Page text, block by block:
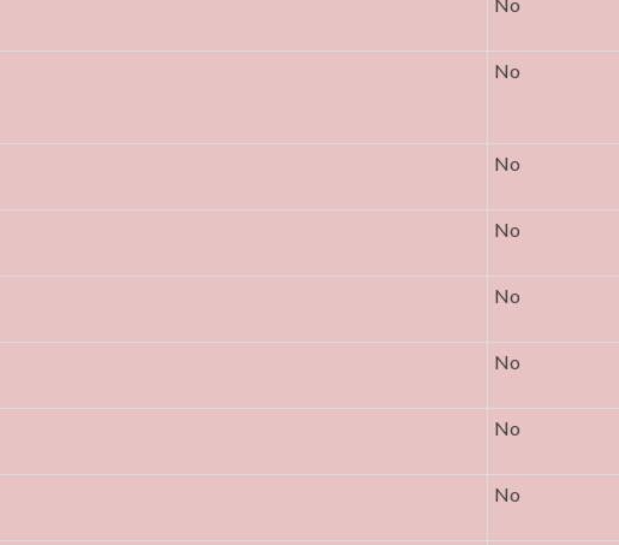
No
No
No
No
No
No
No